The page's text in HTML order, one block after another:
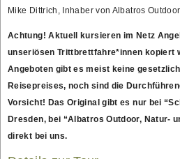
Mike Dittrich, Inhaber von Albatros
Achtung! Aktuell kursieren im Netz
unseriösen Trittbrettfahre*innen kopiert
Angeboten gibt es meist keine
Reisepreises, noch sind die
Vorsicht! Das Original gibt es nur bei
Dresden, bei “Albatros Outdoor, Natur-
direkt bei uns.